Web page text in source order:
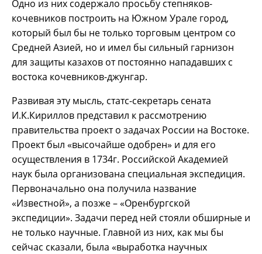
Одно из них содержало просьбу степняков-
кочевников построить на Южном Урале город,
который был бы не только торговым центром со
Средней Азией, но и имел бы сильный гарнизон
для защиты казахов от постоянно нападавших с
востока кочевников-джунгар.
Развивая эту мысль, статс-секретарь сената
И.К.Кириллов представил к рассмотрению
правительства проект о задачах России на Востоке.
Проект был «высочайше одобрен» и для его
осуществления в 1734г. Российской Академией
наук была организована специальная экспедиция.
Первоначально она получила название
«Известной», а позже – «Оренбургской
экспедиции». Задачи перед ней стояли обширные и
не только научные. Главной из них, как мы бы
сейчас сказали, была «выработка научных